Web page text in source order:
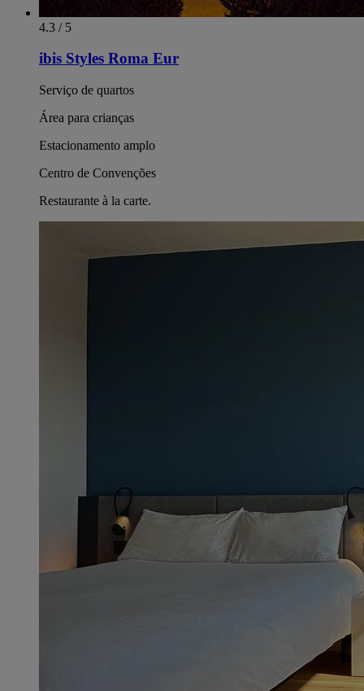
4.3 / 5
ibis Styles Roma Eur
Serviço de quartos
Área para crianças
Estacionamento amplo
Centro de Convenções
Restaurante à la carte.